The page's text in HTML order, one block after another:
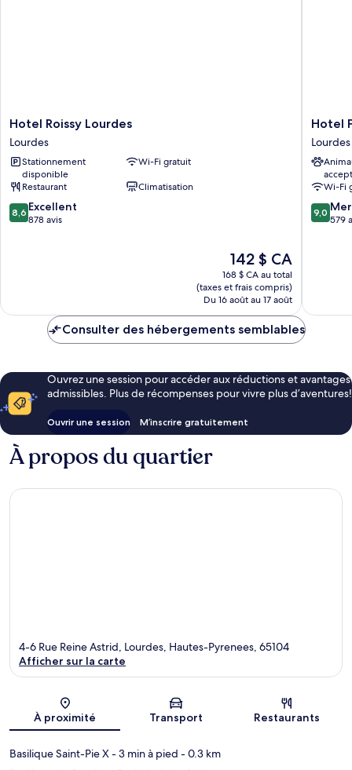
Hotel
Roissy
Lourdes
Lourdes
Hotel Roissy Lourdes
Lourdes
Stationnement
disponible
Wi-Fi gratuit
Restaurant
Climatisation
8.6
sur
8,6 Excellent
878 avis
Le
prix
est
de
142 $ CA
142 $ CA
168 $ CA au total
(taxes et frais compris)
Du 16 août au 17 août
Hotel
Padoue
Lourdes
Hotel
Lourdes
Wi-Fi
9.0
sur
9,0
579
Consulter des hébergements semblables
Ouvrez une session pour accéder aux réductions et avantages
admissibles. Plus de récompenses pour vivre plus d’aventures!
Ouvrir une session M’inscrire gratuitement
À propos du quartier
Carte
4-6 Rue Reine Astrid, Lourdes, Hautes-Pyrenees, 65104
Afficher sur la carte
À proximité Transport Restaurants
Basilique Saint-Pie X- 3 min à pied - 0.3 km